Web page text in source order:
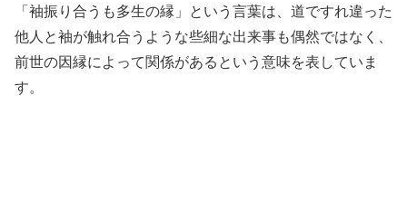
「袖振り合うも多生の縁」という言葉は、道ですれ違った
他人と袖が触れ合うような些細な出来事も偶然ではなく、
前世の因縁によって関係があるという意味を表していま
す。